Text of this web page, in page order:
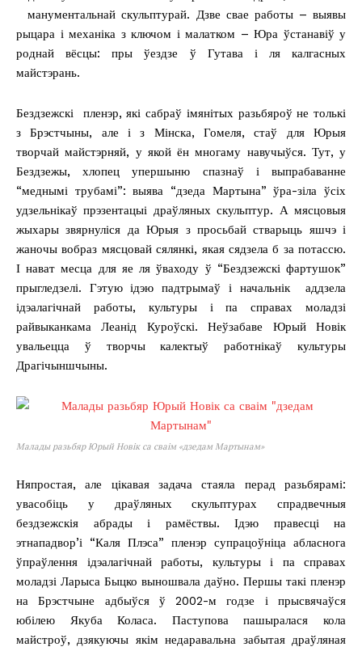
манументальнай скульптурай. Дзве свае работы – выявы
рыцара і механіка з ключом і малатком – Юра ўстанавіў у
роднай вёсцы: пры ўездзе ў Гутава і ля калгасных
майстэрань.
Бездзежскі пленэр, які сабраў імянітых разьбяроў не толькі
з Брэстчыны, але і з Мінска, Гомеля, стаў для Юрыя
творчай майстэрняй, у якой ён многаму навучыўся. Тут, у
Бездзежы, хлопец упершыню спазнаў і выпрабаванне
“меднымі трубамі”: выява “дзеда Мартына” ўра-зіла ўсіх
удзельнікаў прэзентацыі драўляных скульптур. А мясцовыя
жыхары звярнуліся да Юрыя з просьбай стварыць яшчэ і
жаночы вобраз мясцовай сялянкі, якая сядзела б за потассю.
І нават месца для яе ля ўваходу ў “Бездзежскі фартушок”
прыгледзелі. Гэтую ідэю падтрымаў і начальнік аддзела
ідэалагічнай работы, культуры і па справах моладзі
райвыканкама Леанід Куроўскі. Неўзабаве Юрый Новік
увальецца ў творчы калектыў работнікаў культуры
Драгічыншчыны.
Малады разьбяр Юрый Новік са сваім «дзедам Мартынам»
Няпростая, але цікавая задача стаяла перад разьбярамі:
увасобіць у драўляных скульптурах спрадвечныя
бездзежскія абрады і рамёствы. Ідэю правесці на
этнападвор’і “Каля Плэса” пленэр супрацоўніца абласнога
ўпраўлення ідэалагічнай работы, культуры і па справах
моладзі Ларыса Быцко выношвала даўно. Першы такі пленэр
на Брэстчыне адбыўся ў 2002-м годзе і прысвячаўся
юбілею Якуба Коласа. Паступова пашыралася кола
майстроў, дзякуючы якім недаравальна забытая драўляная